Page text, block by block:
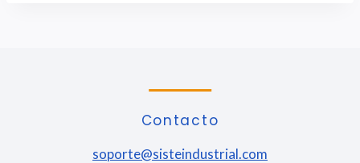
Contacto
soporte@sisteindustrial.com